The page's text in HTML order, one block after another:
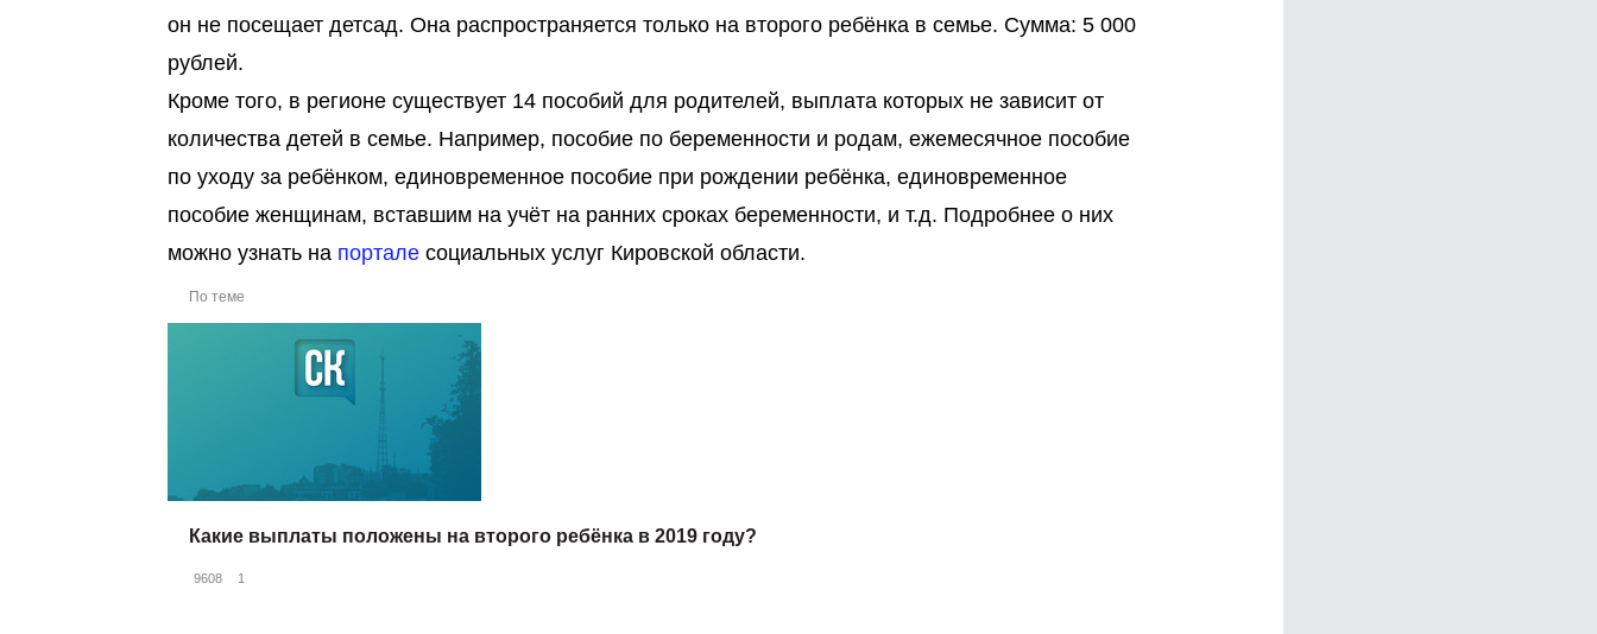
он не посещает детсад. Она распространяется только на второго ребёнка в семье. Сумма: 5 000
рублей.
Кроме того, в регионе существует 14 пособий для родителей, выплата которых не зависит от
количества детей в семье. Например, пособие по беременности и родам, ежемесячное пособие
по уходу за ребёнком, единовременное пособие при рождении ребёнка, единовременное
пособие женщинам, вставшим на учёт на ранних сроках беременности, и т.д. Подробнее о них
можно узнать на портале социальных услуг Кировской области.
По теме
Какие выплаты положены на второго ребёнка в 2019 году?
9608 1